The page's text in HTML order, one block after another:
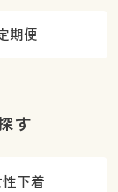
期便
す
下着